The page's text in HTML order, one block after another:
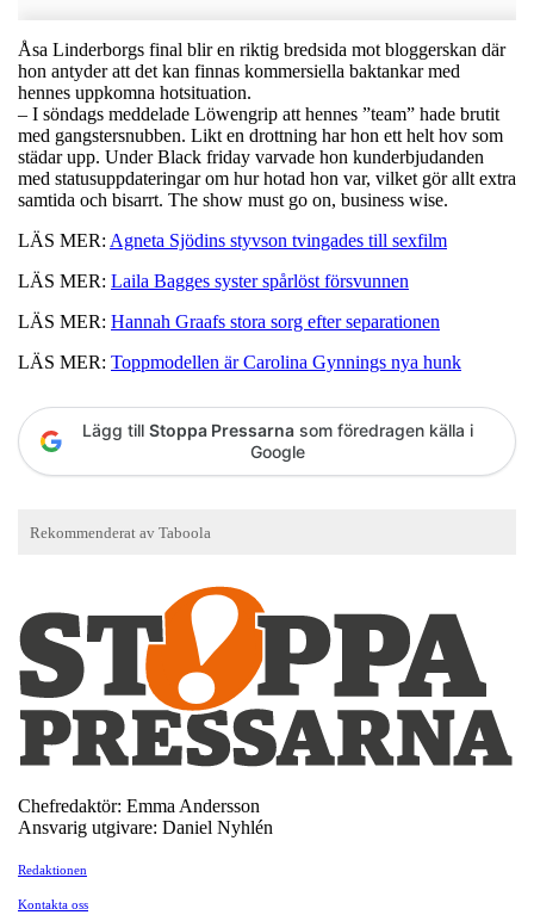
Åsa Linderborgs final blir en riktig bredsida mot bloggerskan där
hon antyder att det kan finnas kommersiella baktankar med
hennes uppkomna hotsituation.
– I söndags meddelade Löwengrip att hennes ”team” hade brutit
med gangstersnubben. Likt en drottning har hon ett helt hov som
städar upp. Under Black friday varvade hon kunderbjudanden
med statusuppdateringar om hur hotad hon var, vilket gör allt extra
samtida och bisarrt. The show must go on, business wise.
LÄS MER: Agneta Sjödins styvson tvingades till sexfilm
LÄS MER: Laila Bagges syster spårlöst försvunnen
LÄS MER: Hannah Graafs stora sorg efter separationen
LÄS MER: Toppmodellen är Carolina Gynnings nya hunk
Lägg till Stoppa Pressarna som föredragen källa i
Google
Chefredaktör: Emma Andersson
Ansvarig utgivare: Daniel Nyhlén
Redaktionen
Kontakta oss